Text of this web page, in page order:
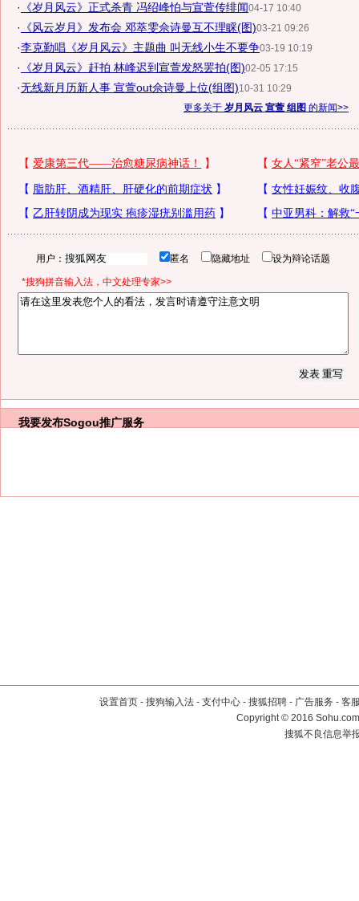
· 《岁月风云》正式杀青 冯绍峰怕与宣萱传绯闻04-17 10:40
· 《风云岁月》发布会 邓萃雯佘诗曼互不理睬(图)03-21 09:26
·李克勤唱《岁月风云》主题曲 叫无线小生不要争03-19 10:19
· 《岁月风云》赶拍 林峰迟到宣萱发怒罢拍(图)02-05 17:15
·无线新月历新人事 宣萱out佘诗曼上位(组图)10-31 10:29
更多关于 岁月风云 宣萱 组图 的新闻>>
用户： 匿名 隐藏地址 设为辩论话题
*搜狗拼音输入法，中文处理专家>>
我要发布Sogou推广服务
设置首页 - 搜狗输入法 - 支付中心 - 搜狐招聘 - 广告服务 - 客
Copyright©2016
搜狐不良信息举